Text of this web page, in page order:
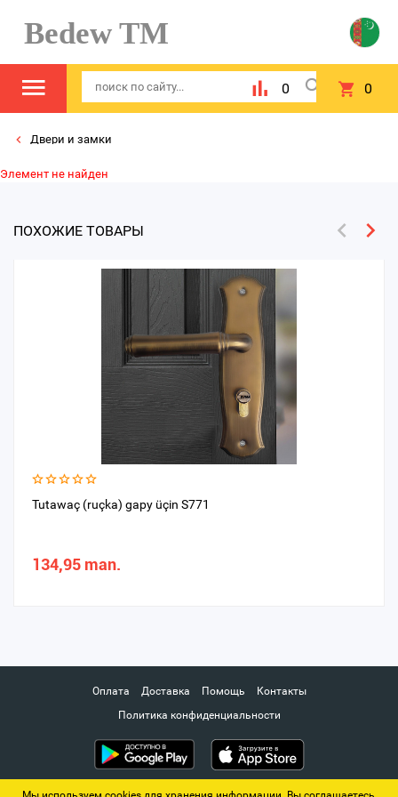
Bedew TM
0 0
Двери и замки
Элемент не найден
ПОХОЖИЕ ТОВАРЫ
Tutawaç (ruçka) gapy üçin S771
134,95 man.
Оплата Доставка Помощь
Контакты
Политика конфиденциальности